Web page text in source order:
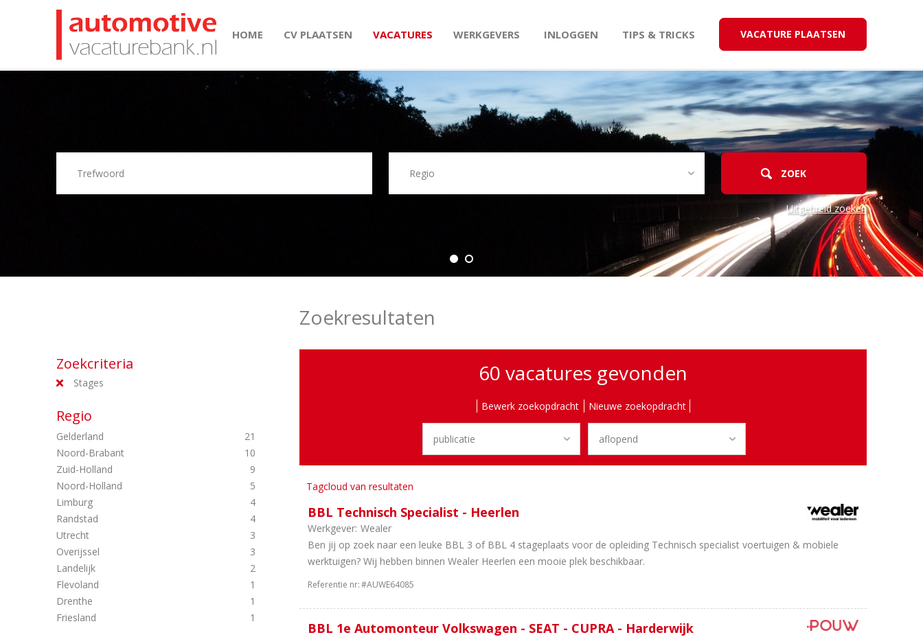
HOME CV PLAATSEN VACATURES WERKGEVERS INLOGGEN TIPS & TRICKS VACATURE PLAATSEN
Uitgebreid zoeken
Zoekcriteria
Stages
Regio
Gelderland
21
Noord-Brabant
10
Zuid-Holland
9
Noord-Holland
5
Limburg
4
Randstad
4
Utrecht
3
Overijssel
3
Landelijk
2
Flevoland
1
Drenthe
1
Friesland
1
Zoekresultaten
60 vacatures gevonden
Bewerk zoekopdracht Nieuwe zoekopdracht
Tagcloud van resultaten
BBL Technisch Specialist - Heerlen
Werkgever: Wealer
Ben jij op zoek naar een leuke BBL 3 of BBL 4 stageplaats voor de opleiding Technisch specialist voertuigen & mobiele
werktuigen? Wij hebben binnen Wealer Heerlen een mooie plek beschikbaar.
Referentie nr:#AUWE64085
BBL 1e Automonteur Volkswagen - SEAT - CUPRA - Harderwijk